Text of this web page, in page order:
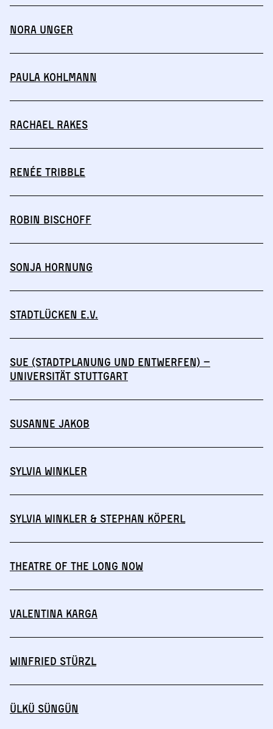
Nora Unger
Paula Kohlmann
Rachael Rakes
Renée Tribble
Robin Bischoff
Sonja Hornung
Stadtlücken e.V.
SuE (Stadtplanung und Entwerfen) –
Universität Stuttgart
Susanne Jakob
Sylvia Winkler
Sylvia Winkler & Stephan Köperl
THEATRE OF THE LONG NOW
Valentina Karga
Winfried Stürzl
Ülkü Süngün